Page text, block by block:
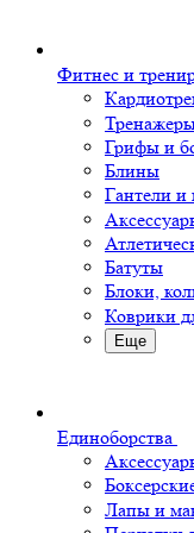
Фитнес и
Грифы и
Блины
Гантели и
Батуты
Блоки,
Коврики
Еще
Единоборства
Лапы и